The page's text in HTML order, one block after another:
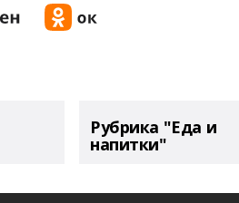
Рубрика "Еда и
напитки"